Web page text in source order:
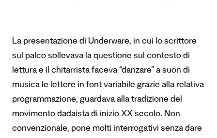
La presentazione di Underware, in cui lo scrittore
sul palco sollevava la questione sul contesto di
lettura e il chitarrista faceva “danzare” a suon di
musica le lettere in font variabile grazie alla relativa
programmazione, guardava alla tradizione del
movimento dadaista di inizio XX secolo. Non
convenzionale, pone molti interrogativi senza dare